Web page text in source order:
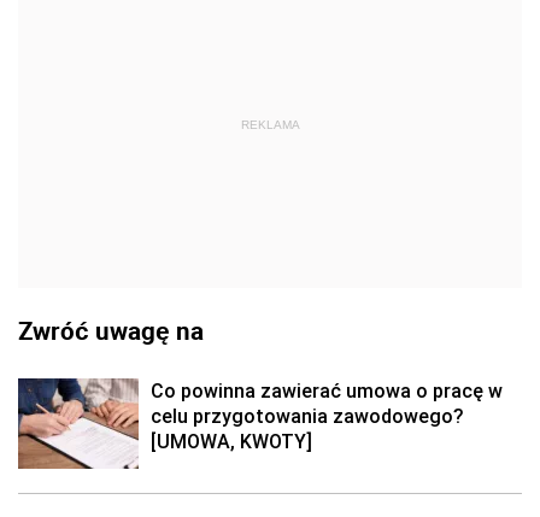
REKLAMA
Zwróć uwagę na
Co powinna zawierać umowa o pracę w
celu przygotowania zawodowego?
[UMOWA, KWOTY]